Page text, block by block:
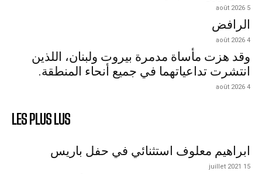
5 août 2026
الرافض
4 août 2026
وقد هزت مأساة مدمرة بيروت ولبنان، اللذين
انتشرت تداعياتهما في جميع أنحاء المنطقة.
4 août 2026
LES PLUS LUS
ابراهيم معلوف استثنائي في حفل باريس
15 juillet 2021